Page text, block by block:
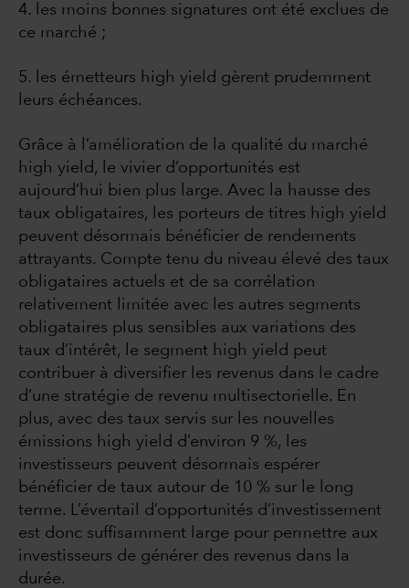
4. les moins bonnes signatures ont été exclues de
ce marché ;
5. les émetteurs high yield gèrent prudemment
leurs échéances.
Grâce à l’amélioration de la qualité du marché
high yield, le vivier d’opportunités est
aujourd’hui bien plus large. Avec la hausse des
taux obligataires, les porteurs de titres high yield
peuvent désormais bénéficier de rendements
attrayants. Compte tenu du niveau élevé des taux
obligataires actuels et de sa corrélation
relativement limitée avec les autres segments
obligataires plus sensibles aux variations des
taux d’intérêt, le segment high yield peut
contribuer à diversifier les revenus dans le cadre
d’une stratégie de revenu multisectorielle. En
plus, avec des taux servis sur les nouvelles
émissions high yield d’environ 9 %, les
investisseurs peuvent désormais espérer
bénéficier de taux autour de 10 % sur le long
terme. L’éventail d’opportunités d’investissement
est donc suffisamment large pour permettre aux
investisseurs de générer des revenus dans la
durée.